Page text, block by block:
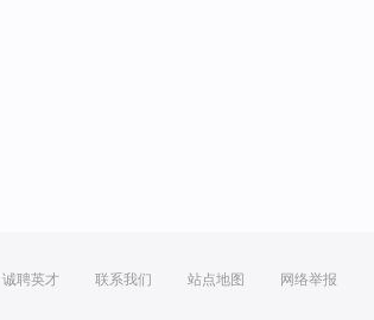
诚聘英才 联系我们 站点地图 网络举报